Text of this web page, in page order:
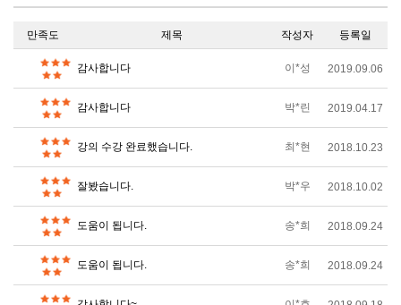
만족도 제목 작성자 등록일
감사합니다 이*성 2019.09.06
감사합니다 박*린 2019.04.17
강의 수강 완료했습니다. 최*현 2018.10.23
잘봤습니다. 박*우 2018.10.02
도움이 됩니다. 송*희 2018.09.24
도움이 됩니다. 송*희 2018.09.24